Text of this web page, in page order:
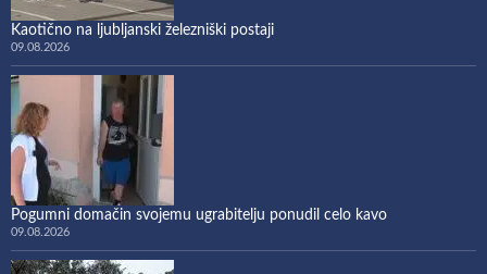
Kaotično na ljubljanski železniški postaji
09.08.2026
Pogumni domačin svojemu ugrabitelju ponudil celo kavo
09.08.2026